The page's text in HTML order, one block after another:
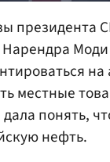
президента
местные
понять,
нефть.